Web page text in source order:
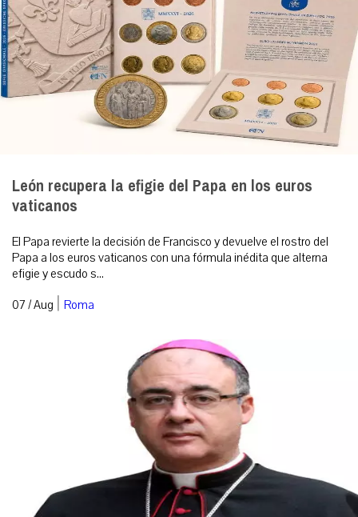
León recupera la efigie del Papa en los euros
vaticanos
El Papa revierte la decisión de Francisco y devuelve el rostro del
Papa a los euros vaticanos con una fórmula inédita que alterna
efigie y escudo s...
07 / Aug | Roma